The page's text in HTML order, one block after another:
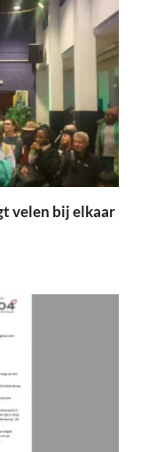
velen bij elkaar